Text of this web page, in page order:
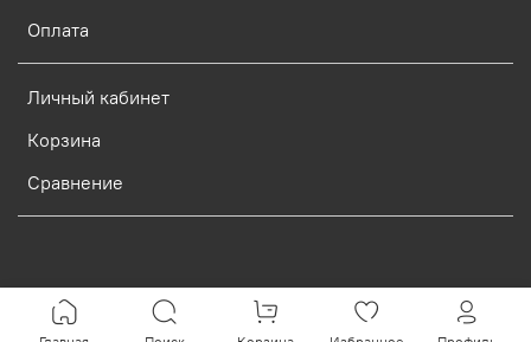
Оплата
Личный кабинет
Корзина
Сравнение
Verification: d773dcf9c7c1c3e0